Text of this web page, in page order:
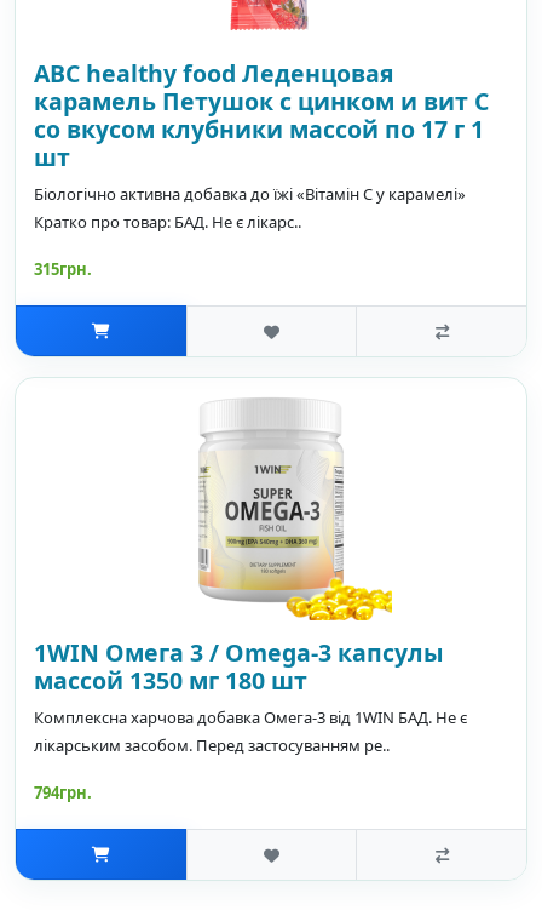
ABC healthy food Леденцовая
карамель Петушок с цинком и вит С
со вкусом клубники массой по 17 г 1
шт
Біологічно активна добавка до їжі «Вітамін С у карамелі»
Кратко про товар: БАД. Не є лікарс..
315грн.
1WIN Омега 3 / Omega-3 капсулы
массой 1350 мг 180 шт
Комплексна харчова добавка Омега-3 від 1WIN БАД. Не є
лікарським засобом. Перед застосуванням ре..
794грн.